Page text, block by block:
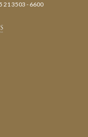
21 3503 - 6600